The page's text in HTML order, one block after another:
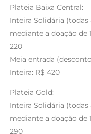
Plateia Baixa Central:
Inteira Solidária
mediante a doação de
220
Meia entrada
Inteira: R$ 420
Plateia Gold:
Inteira Solidária
mediante a doação de
290